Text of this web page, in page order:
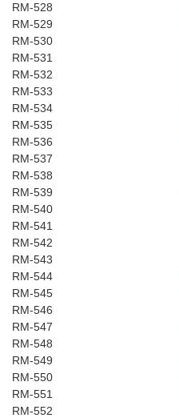
RM-528
RM-529
RM-530
RM-531
RM-532
RM-533
RM-534
RM-535
RM-536
RM-537
RM-538
RM-539
RM-540
RM-541
RM-542
RM-543
RM-544
RM-545
RM-546
RM-547
RM-548
RM-549
RM-550
RM-551
RM-552